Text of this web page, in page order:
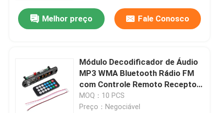
Melhor preço Fale Conosco
Módulo Decodificador de Áudio
MP3 WMA Bluetooth Rádio FM
com Controle Remoto Receptor
Sem Fio
MOQ：10 PCS
Preço：Negociável